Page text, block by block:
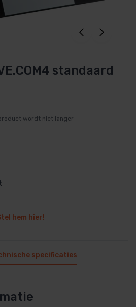
standaard
wordt niet langer
hem hier!
specificaties